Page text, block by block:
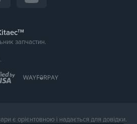
тм
запчастин.
є орієнтовною і надається для довідки.